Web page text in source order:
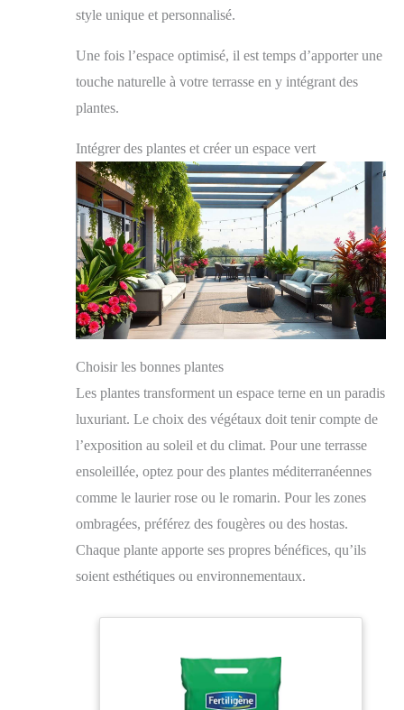
style unique et personnalisé.
Une fois l’espace optimisé, il est temps d’apporter une
touche naturelle à votre terrasse en y intégrant des
plantes.
Intégrer des plantes et créer un espace vert
Choisir les bonnes plantes
Les plantes transforment un espace terne en un paradis
luxuriant. Le choix des végétaux doit tenir compte de
l’exposition au soleil et du climat. Pour une terrasse
ensoleillée, optez pour des plantes méditerranéennes
comme le laurier rose ou le romarin. Pour les zones
ombragées, préférez des fougères ou des hostas.
Chaque plante apporte ses propres bénéfices, qu’ils
soient esthétiques ou environnementaux.